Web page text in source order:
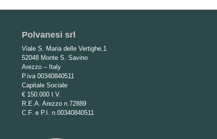
Polvanesi srl
Viale S. Maria delle Vertighe,1
52048 Monte S. Savino
Arezzo – Italy
P.iva 00340840511
Capitale Sociale
€ 150.000 I.V.
R.E.A. Arezzo n.72889
C.F. e P.I. n.00340840511